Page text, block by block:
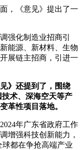
，《意见》提出了一
化制造业招商引
能源、新材料、生物
展链主招商，引进一
》还提到了，围绕
术、深海空天等产
革性项目落地。
年广东省政府工作
增强科技创新能力，
球都在争抢高端产业